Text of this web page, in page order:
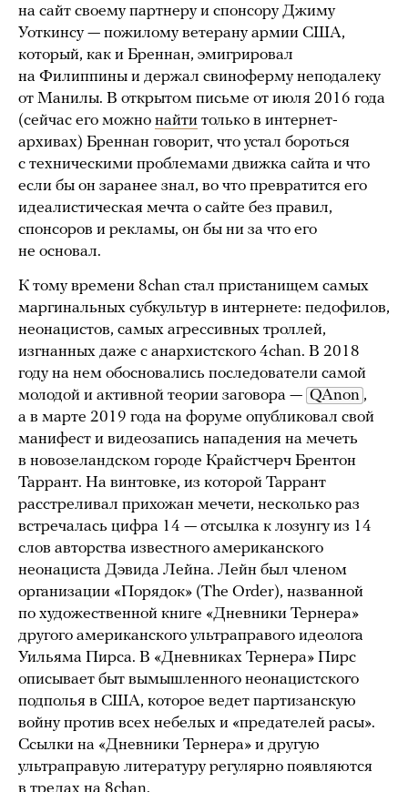
на сайт своему партнеру и спонсору Джиму
Уоткинсу — пожилому ветерану армии США,
который, как и Бреннан, эмигрировал
на Филиппины и держал свиноферму неподалеку
от Манилы. В открытом письме от июля 2016 года
(сейчас его можно найти только в интернет-
архивах) Бреннан говорит, что устал бороться
с техническими проблемами движка сайта и что
если бы он заранее знал, во что превратится его
идеалистическая мечта о сайте без правил,
спонсоров и рекламы, он бы ни за что его
не основал.
К тому времени 8chan стал пристанищем самых
маргинальных субкультур в интернете: педофилов,
неонацистов, самых агрессивных троллей,
изгнанных даже с анархистского 4chan. В 2018
году на нем обосновались последователи самой
молодой и активной теории заговора — QAnon ,
а в марте 2019 года на форуме опубликовал свой
манифест и видеозапись нападения на мечеть
в новозеландском городе Крайстчерч Брентон
Таррант. На винтовке, из которой Таррант
расстреливал прихожан мечети, несколько раз
встречалась цифра 14 — отсылка к лозунгу из 14
слов авторства известного американского
неонациста Дэвида Лейна. Лейн был членом
организации «Порядок» (The Order), названной
по художественной книге «Дневники Тернера»
другого американского ультраправого идеолога
Уильяма Пирса. В «Дневниках Тернера» Пирс
описывает быт вымышленного неонацистского
подполья в США, которое ведет партизанскую
войну против всех небелых и «предателей расы».
Ссылки на «Дневники Тернера» и другую
ультраправую литературу регулярно появляются